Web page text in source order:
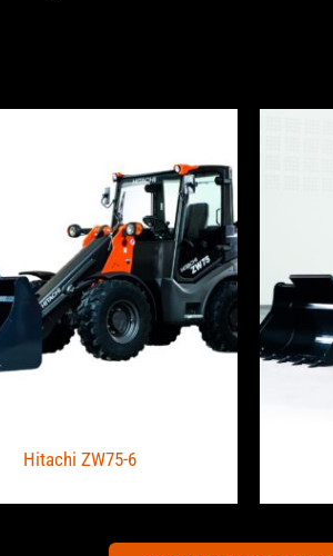
Hitachi ZW75-6